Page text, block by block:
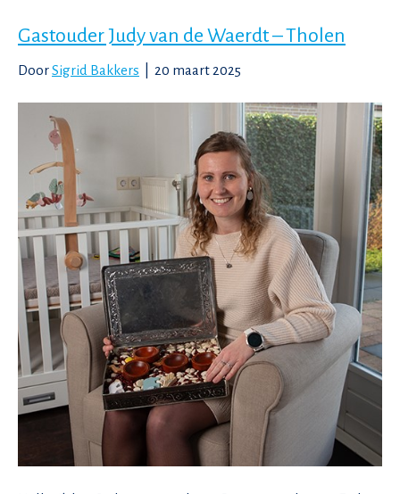
Gastouder Judy van de Waerdt – Tholen
DoorSigrid Bakkers 20 maart 2025